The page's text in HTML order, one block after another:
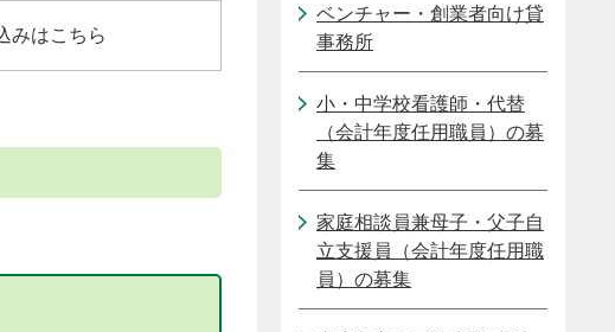
みはこちら
ベンチャー・創業者向け貸
事務所
小・中学校看護師・代替
（会計年度任用職員）の募
集
家庭相談員兼母子・父子自
立支援員（会計年度任用職
員）の募集